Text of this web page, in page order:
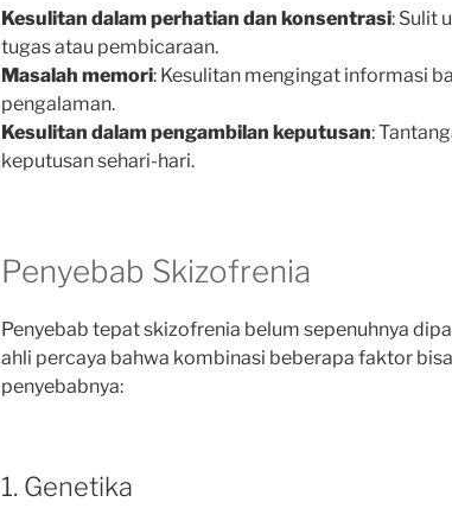
Kesulitan dalam perhatian dan konsentrasi: Sulit
tugas atau pembicaraan.
Masalah memori: Kesulitan mengingat informasi
pengalaman.
Kesulitan dalam pengambilan keputusan:
keputusan sehari-hari.
Penyebab Skizofrenia
Penyebab tepat skizofrenia belum sepenuhnya
ahli percaya bahwa kombinasi beberapa faktor
penyebabnya:
1. Genetika